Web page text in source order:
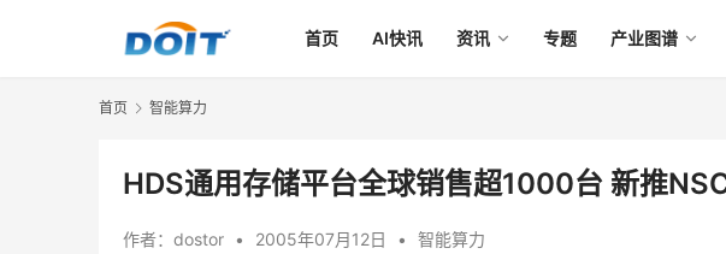
首页 AI快讯 资讯 专题 产业图谱
首页 智能算力
HDS通用存储平台全球销售超1000台 新推
作者： dostor • 2005年07月12日 • 智能算力